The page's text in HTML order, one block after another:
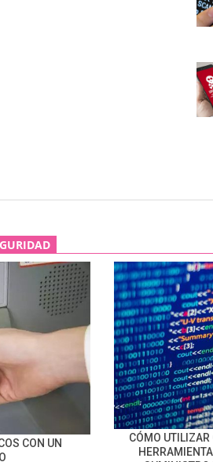
CON UN
CÓMO UTILIZAR